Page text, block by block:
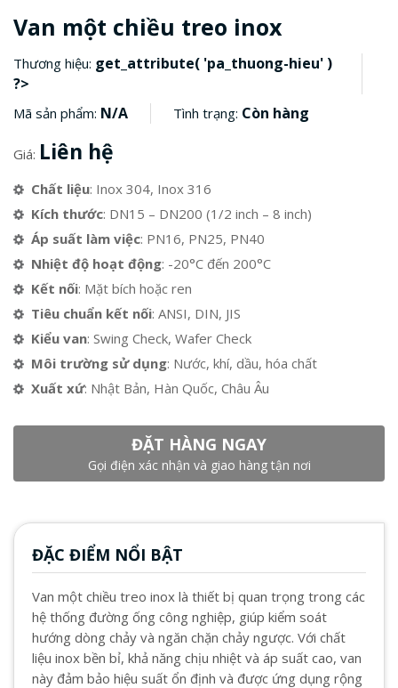
Van một chiều treo inox
Thương hiệu: get_attribute( 'pa_thuong-hieu' )
?>
Mã sản phẩm: N/A Tình trạng: Còn hàng
Giá: Liên hệ
Chất liệu: Inox 304, Inox 316
Kích thước: DN15 – DN200 (1/2 inch – 8 inch)
Áp suất làm việc: PN16, PN25, PN40
Nhiệt độ hoạt động: -20°C đến 200°C
Kết nối: Mặt bích hoặc ren
Tiêu chuẩn kết nối: ANSI, DIN, JIS
Kiểu van: Swing Check, Wafer Check
Môi trường sử dụng: Nước, khí, dầu, hóa chất
Xuất xứ: Nhật Bản, Hàn Quốc, Châu Âu
ĐẶT HÀNG NGAY
Gọi điện xác nhận và giao hàng tận nơi
ĐẶC ĐIỂM NỔI BẬT
Van một chiều treo inox là thiết bị quan trọng trong các
hệ thống đường ống công nghiệp, giúp kiểm soát
hướng dòng chảy và ngăn chặn chảy ngược. Với chất
liệu inox bền bỉ, khả năng chịu nhiệt và áp suất cao, van
này đảm bảo hiệu suất ổn định và được ứng dụng rộng